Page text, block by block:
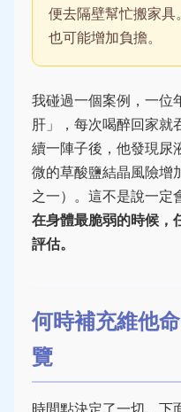
便去隔壁幫忙搬家具
也可能增加負擔。
我碰過一個案例，一位
肝」，每次喝醉回家就
續一陣子後，他發現尿
微的草酸鹽結晶風險增
之一）。這不是說一定
在身體最脆弱的時候，
評估。
何時補充維他
覽